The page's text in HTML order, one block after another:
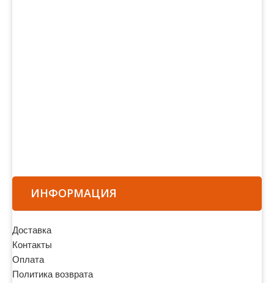
ИНФОРМАЦИЯ
Доставка
Контакты
Оплата
Политика возврата